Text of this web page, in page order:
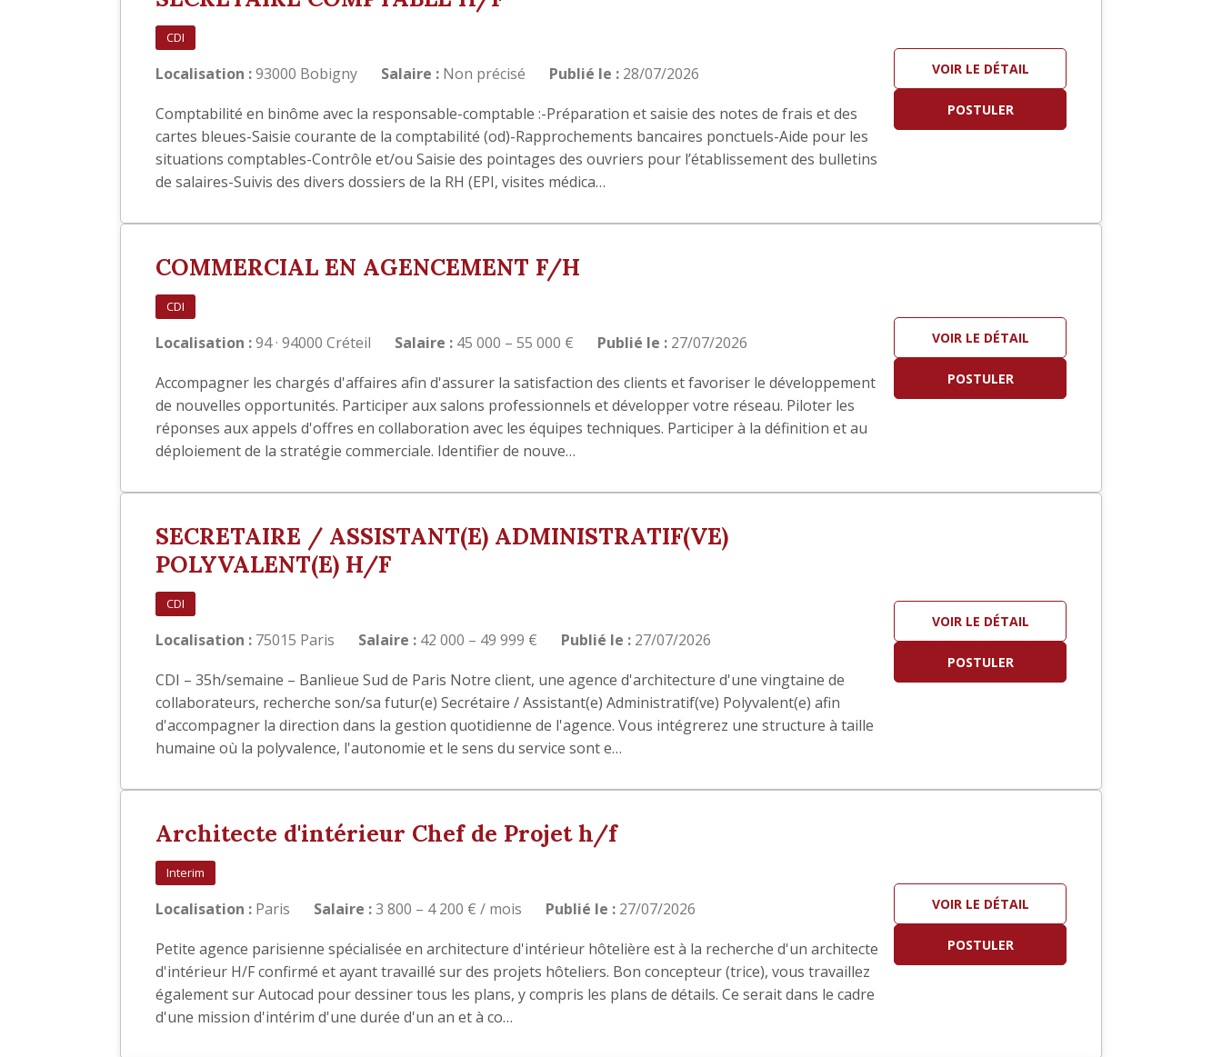
CDI
Localisation :93000 Bobigny Salaire : Non précisé Publié le : 28/07/2026
Comptabilité en binôme avec la responsable-comptable :-Préparation et saisie des notes de frais et des
cartes bleues-Saisie courante de la comptabilité (od)-Rapprochements bancaires ponctuels-Aide pour les
situations comptables-Contrôle et/ou Saisie des pointages des ouvriers pour l’établissement des bulletins
de salaires-Suivis des divers dossiers de la RH (EPI, visites médica…
VOIR LE DÉTAIL
POSTULER
COMMERCIAL EN AGENCEMENT F/H
CDI
Localisation :94 · 94000 Créteil Salaire : 45 000 – 55 000 € Publié le : 27/07/2026
Accompagner les chargés d'affaires afin d'assurer la satisfaction des clients et favoriser le développement
de nouvelles opportunités. Participer aux salons professionnels et développer votre réseau. Piloter les
réponses aux appels d'offres en collaboration avec les équipes techniques. Participer à la définition et au
déploiement de la stratégie commerciale. Identifier de nouve…
VOIR LE DÉTAIL
POSTULER
SECRETAIRE / ASSISTANT(E) ADMINISTRATIF(VE)
POLYVALENT(E) H/F
CDI
Localisation : 75015 Paris Salaire : 42 000 – 49 999 € Publié le : 27/07/2026
CDI – 35h/semaine – Banlieue Sud de Paris Notre client, une agence d'architecture d'une vingtaine de
collaborateurs, recherche son/sa futur(e) Secrétaire / Assistant(e) Administratif(ve) Polyvalent(e) afin
d'accompagner la direction dans la gestion quotidienne de l'agence. Vous intégrerez une structure à taille
humaine où la polyvalence, l'autonomie et le sens du service sont e…
VOIR LE DÉTAIL
POSTULER
Architecte d'intérieur Chef de Projet h/f
Interim
Localisation : Paris Salaire :3 800 – 4 200 € / mois Publié le : 27/07/2026
Petite agence parisienne spécialisée en architecture d'intérieur hôtelière est à la recherche d'un architecte
d'intérieur H/F confirmé et ayant travaillé sur des projets hôteliers. Bon concepteur (trice), vous travaillez
également sur Autocad pour dessiner tous les plans, y compris les plans de détails. Ce serait dans le cadre
d'une mission d'intérim d'une durée d'un an et à co…
VOIR LE DÉTAIL
POSTULER